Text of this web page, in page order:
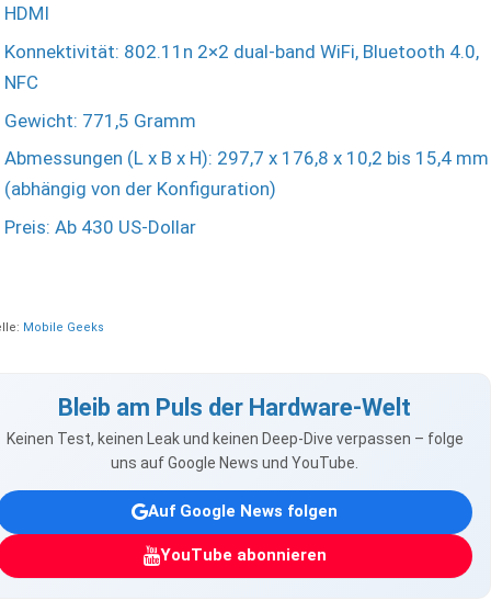
HDMI
Konnektivität: 802.11n 2×2 dual-band WiFi, Bluetooth 4.0,
NFC
Gewicht: 771,5 Gramm
Abmessungen (L x B x H): 297,7 x 176,8 x 10,2 bis 15,4 mm
(abhängig von der Konfiguration)
Preis: Ab 430 US-Dollar
Mobile Geeks
Bleib am Puls der Hardware-Welt
Keinen Test, keinen Leak und keinen Deep-Dive verpassen – folge
uns auf Google News und YouTube.
Auf Google News folgen
YouTube abonnieren